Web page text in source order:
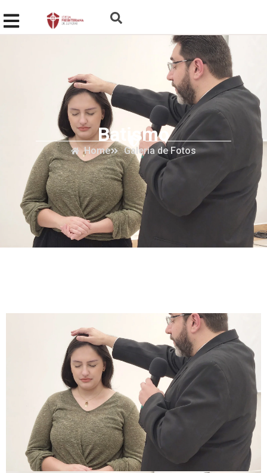
Batismo
Home Galeria de Fotos